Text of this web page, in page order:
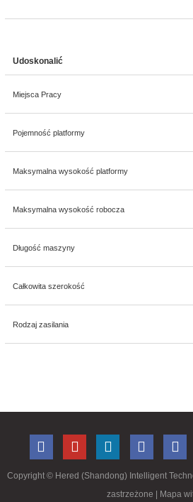
Udoskonalić
Miejsca Pracy
Pojemność platformy
Maksymalna wysokość platformy
Maksymalna wysokość robocza
Długość maszyny
Całkowita szerokość
Rodzaj zasilania
Copyright © Hered (Shandong) Intelligent
zastrzeżone | Mapa